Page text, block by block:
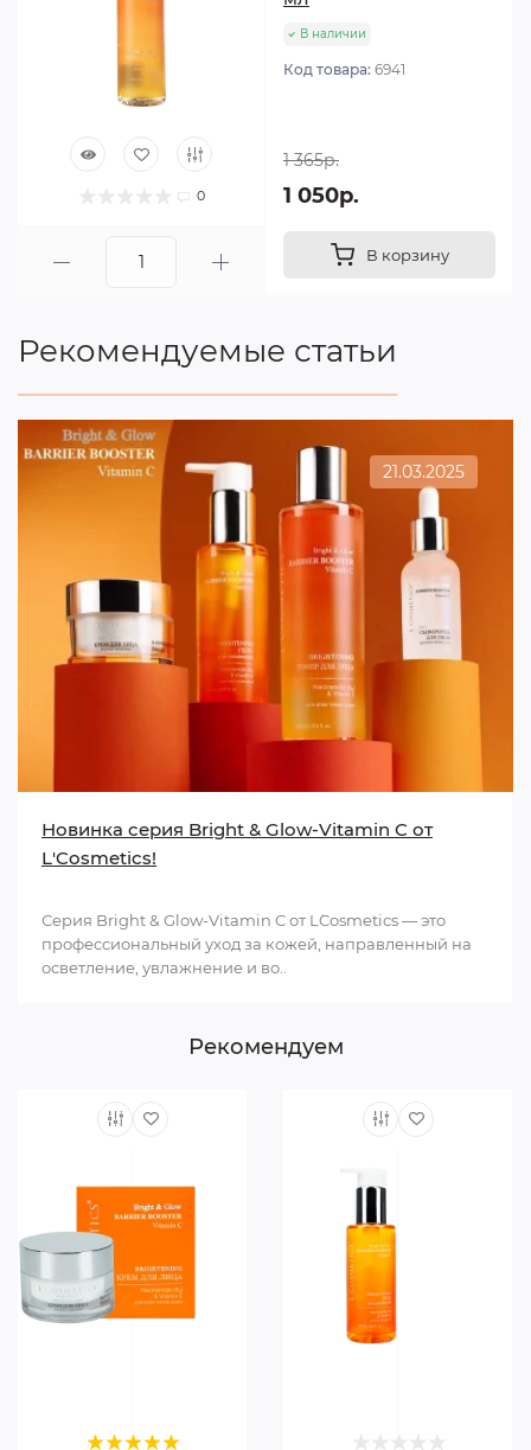
0
В наличии
Код товара: 6941
1 365р.
1 050р.
В корзину
Рекомендуемые статьи
21.03.2025
Новинка серия Bright & Glow-Vitamin C от
L'Cosmetics!
Серия Bright & Glow-Vitamin C от L`Cosmetics — это
профессиональный уход за кожей, направленный на
осветление, увлажнение и во..
Рекомендуем